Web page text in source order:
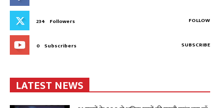
234 Followers FOLLOW
0 Subscribers SUBSCRIBE
LATEST NEWS